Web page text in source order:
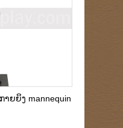
າຍຍິງ mannequin